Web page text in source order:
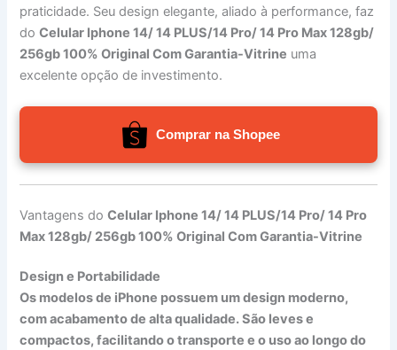
praticidade. Seu design elegante, aliado à performance, faz
doCelular Iphone 14/ 14 PLUS/14 Pro/ 14 Pro Max 128gb/
256gb 100% Original Com Garantia-Vitrine uma
excelente opção de investimento.
Comprar na Shopee
Vantagens doCelular Iphone 14/ 14 PLUS/14 Pro/ 14 Pro
Max 128gb/ 256gb 100% Original Com Garantia-Vitrine
Design e Portabilidade
Os modelos de iPhone possuem um design moderno,
com acabamento de alta qualidade. São leves e
compactos, facilitando o transporte e o uso ao longo do